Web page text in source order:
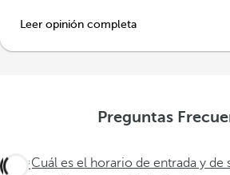
Leer opinión completa
Preguntas
¿Cuál es el horario de entrada y de